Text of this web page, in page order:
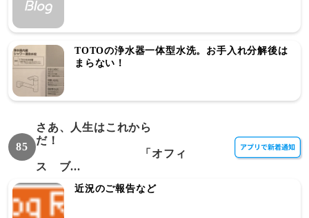
TOTOの浄水器一体型水洗。お手入れ分解後は
まらない！
85
さあ、人生はこれから
だ！
「オフィ
ス ブ...
近況のご報告など